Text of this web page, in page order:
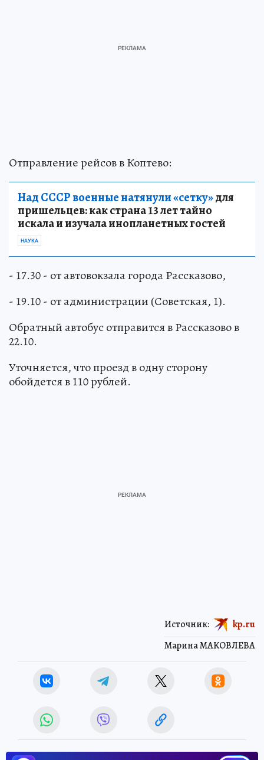
Отправление рейсов в Коптево:
Над СССР военные натянули «сетку»для
пришельцев: как страна 13 лет тайно
искала и изучала инопланетных гостей
НАУКА
- 17.30 - от автовокзала города Рассказово,
- 19.10 - от администрации (Советская, 1).
Обратный автобус отправится в Рассказово в
22.10.
Уточняется, что проезд в одну сторону
обойдется в 110 рублей.
Марина МАКОВЛЕВА
Источник: kp.ru